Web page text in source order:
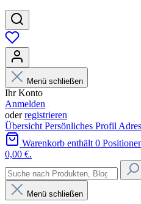
Menü schließen
Ihr Konto
Anmelden
oderregistrieren
Übersicht Persönliches Profil
Warenkorb enthält 0
0,00 €.
Menü schließen